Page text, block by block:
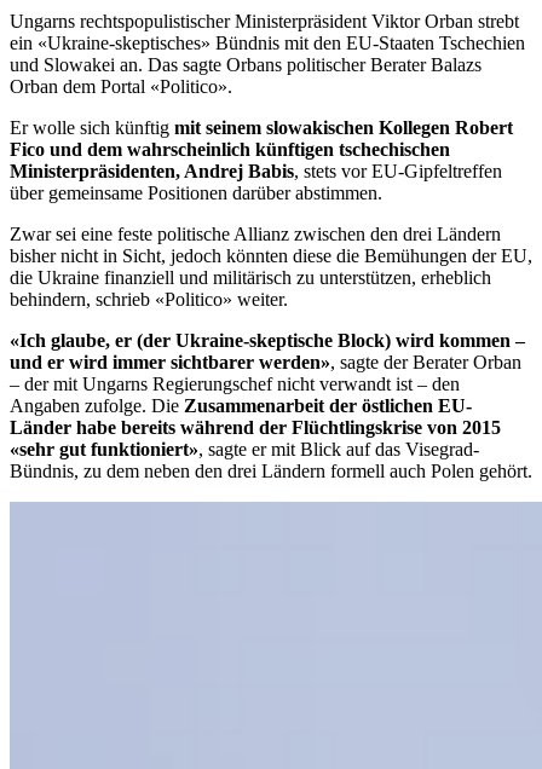
Ungarns rechtspopulistischer Ministerpräsident Viktor Orban strebt
ein «Ukraine-skeptisches» Bündnis mit den EU-Staaten Tschechien
und Slowakei an. Das sagte Orbans politischer Berater Balazs
Orban dem Portal «Politico».
Er wolle sich künftig mit seinem slowakischen Kollegen Robert
Fico und dem wahrscheinlich künftigen tschechischen
Ministerpräsidenten, Andrej Babis, stets vor EU-Gipfeltreffen
über gemeinsame Positionen darüber abstimmen.
Zwar sei eine feste politische Allianz zwischen den drei Ländern
bisher nicht in Sicht, jedoch könnten diese die Bemühungen der EU,
die Ukraine finanziell und militärisch zu unterstützen, erheblich
behindern, schrieb «Politico» weiter.
«Ich glaube, er (der Ukraine-skeptische Block) wird kommen –
und er wird immer sichtbarer werden», sagte der Berater Orban
– der mit Ungarns Regierungschef nicht verwandt ist – den
Angaben zufolge. Die Zusammenarbeit der östlichen EU-
Länder habe bereits während der Flüchtlingskrise von 2015
«sehr gut funktioniert», sagte er mit Blick auf das Visegrad-
Bündnis, zu dem neben den drei Ländern formell auch Polen gehört.